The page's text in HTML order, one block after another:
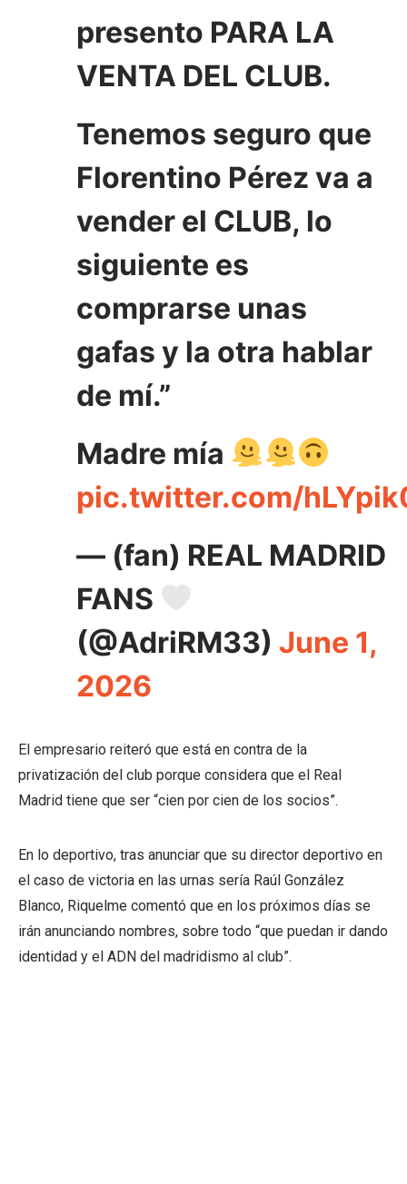
presento PARA LA
VENTA DEL CLUB.
Tenemos seguro que
Florentino Pérez va a
vender el CLUB, lo
siguiente es
comprarse unas
gafas y la otra hablar
de mí.”
Madre mía
pic.twitter.com/
— (fan) REAL MADRID
FANS
(@AdriRM33) June 1,
2026
El empresario reiteró que está en contra de la
privatización del club porque considera que el Real
Madrid tiene que ser “cien por cien de los socios”.
En lo deportivo, tras anunciar que su director deportivo en
el caso de victoria en las urnas sería Raúl González
Blanco, Riquelme comentó que en los próximos días se
irán anunciando nombres, sobre todo “que puedan ir dando
identidad y el ADN del madridismo al club”.